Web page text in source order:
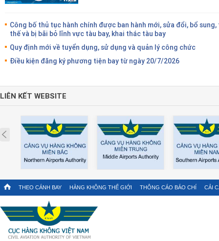
Công bố thủ tục hành chính được ban hành mới, sửa đổi, bổ sung,
thế và bị bãi bỏ lĩnh vực tàu bay, khai thác tàu bay
Quy định mới về tuyển dụng, sử dụng và quản lý công chức
Điều kiện đăng ký phương tiện bay từ ngày 20/7/2026
LIÊN KẾT WEBSITE
Prev
THEO CÁNH BAY HÀNG KHÔNG THẾ GIỚI THÔNG CÁO BÁO CHÍ CẢI